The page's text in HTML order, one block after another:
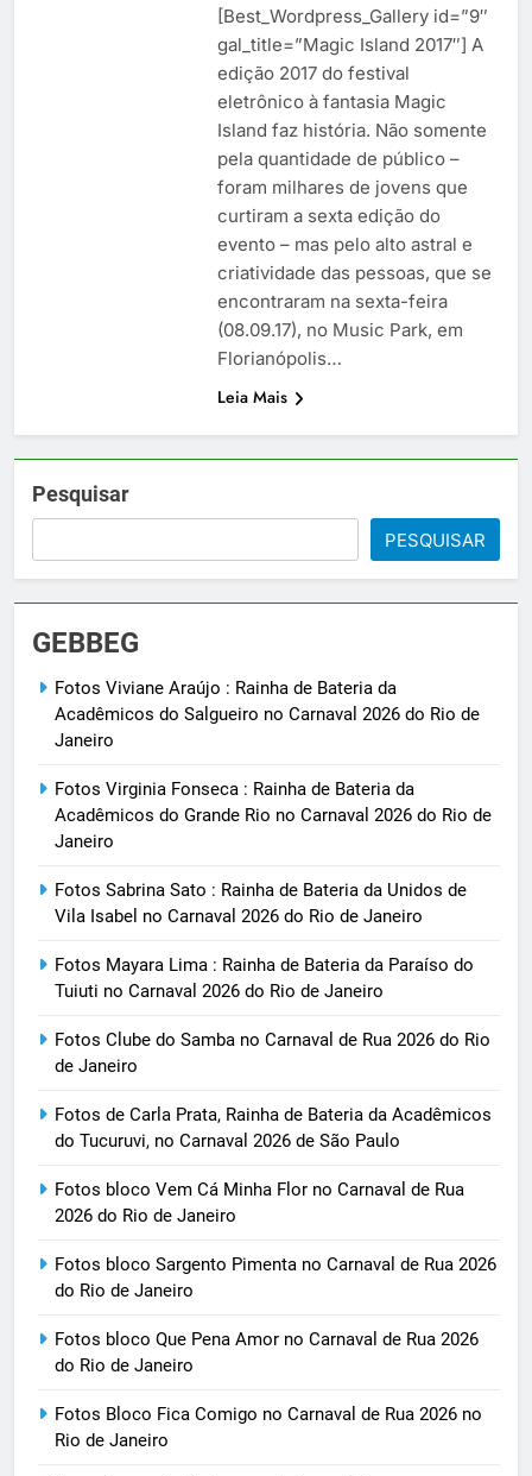
[Best_Wordpress_Gallery id=”9″
gal_title=”Magic Island 2017″] A
edição 2017 do festival
eletrônico à fantasia Magic
Island faz história. Não somente
pela quantidade de público –
foram milhares de jovens que
curtiram a sexta edição do
evento – mas pelo alto astral e
criatividade das pessoas, que se
encontraram na sexta-feira
(08.09.17), no Music Park, em
Florianópolis…
Leia Mais
Pesquisar
PESQUISAR
GEBBEG
Fotos Viviane Araújo : Rainha de Bateria da
Acadêmicos do Salgueiro no Carnaval 2026 do Rio de
Janeiro
Fotos Virginia Fonseca : Rainha de Bateria da
Acadêmicos do Grande Rio no Carnaval 2026 do Rio de
Janeiro
Fotos Sabrina Sato : Rainha de Bateria da Unidos de
Vila Isabel no Carnaval 2026 do Rio de Janeiro
Fotos Mayara Lima : Rainha de Bateria da Paraíso do
Tuiuti no Carnaval 2026 do Rio de Janeiro
Fotos Clube do Samba no Carnaval de Rua 2026 do Rio
de Janeiro
Fotos de Carla Prata, Rainha de Bateria da Acadêmicos
do Tucuruvi, no Carnaval 2026 de São Paulo
Fotos bloco Vem Cá Minha Flor no Carnaval de Rua
2026 do Rio de Janeiro
Fotos bloco Sargento Pimenta no Carnaval de Rua 2026
do Rio de Janeiro
Fotos bloco Que Pena Amor no Carnaval de Rua 2026
do Rio de Janeiro
Fotos Bloco Fica Comigo no Carnaval de Rua 2026 no
Rio de Janeiro